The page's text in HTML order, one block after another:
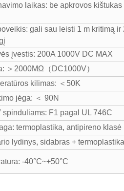
laikas: be apkrovos
gali sau leisti 1 m kritimą ir
įvestis: 200A 1000V DC MAX
＞2000MΩ（DC1000V）
kilimas: ＜50K
jėga: ＜ 90N
spinduliams: F1 pagal UL 746C
termoplastika, antipireno klasė
lydinys, sidabras +
-40°C~+50°C